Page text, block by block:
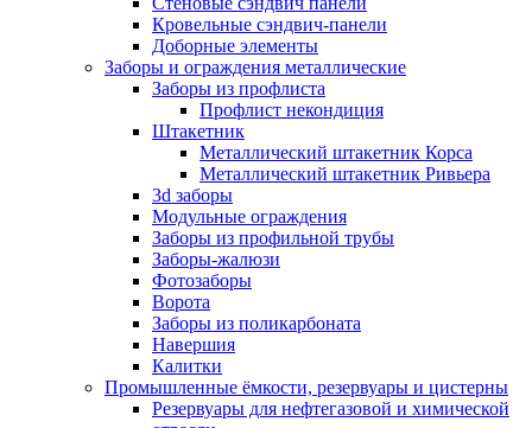
Кровельные сэндвич-панели
Доборные элементы
Заборы и ограждения металлические
Заборы из профлиста
Профлист некондиция
Штакетник
Металлический штакетник Корса
Металлический штакетник Ривьера
3d заборы
Модульные ограждения
Заборы из профильной трубы
Заборы-жалюзи
Фотозаборы
Ворота
Заборы из поликарбоната
Навершия
Калитки
Промышленные ёмкости, резервуары и цистерны
Резервуары для нефтегазовой и химической